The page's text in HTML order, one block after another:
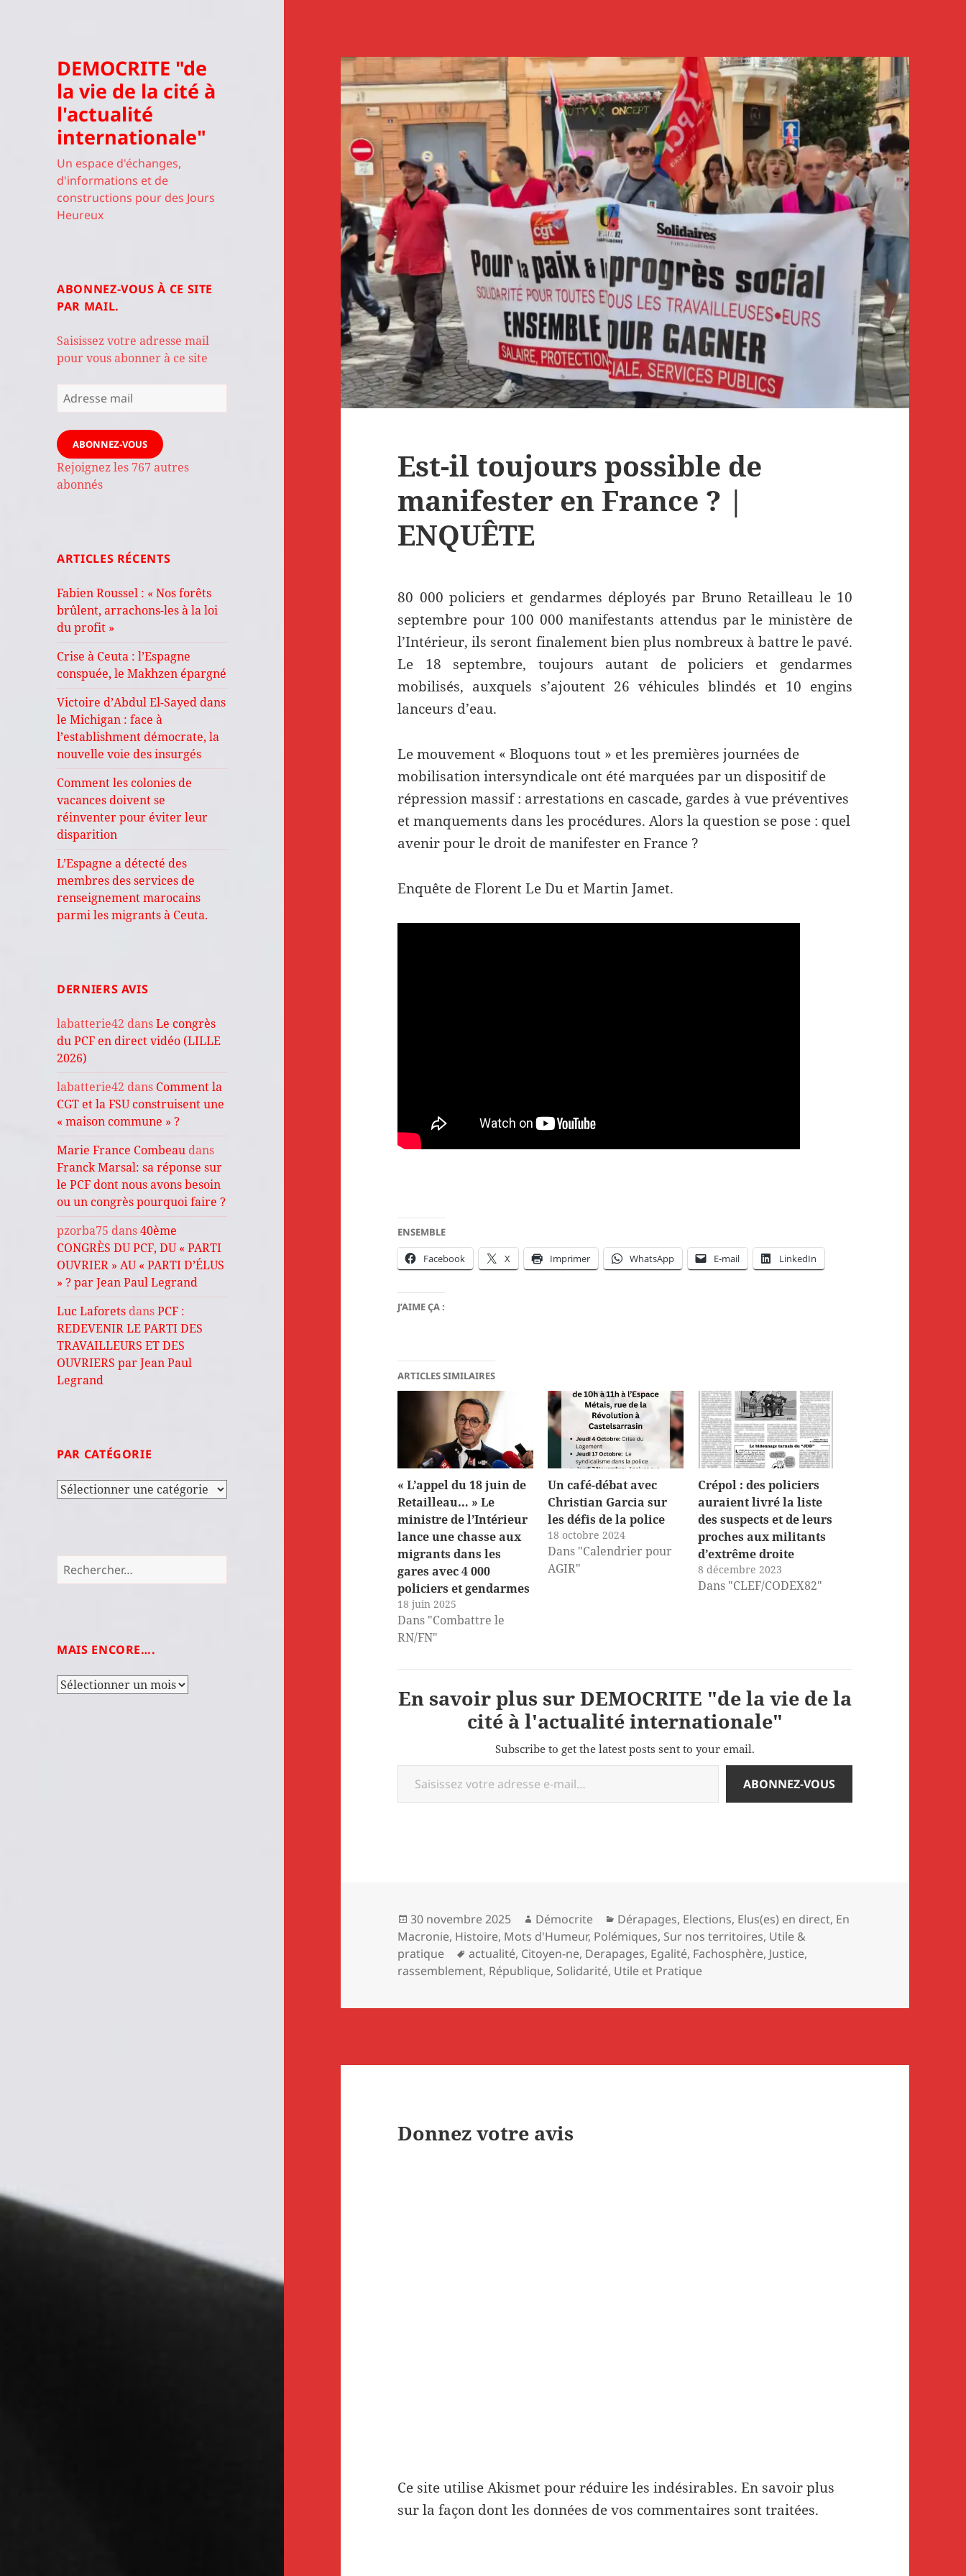
DEMOCRITE "de
la vie de la cité à
l'actualité
internationale"
Un espace d'échanges,
d'informations et de
constructions pour des Jours
Heureux
ABONNEZ-VOUS À CE SITE
PAR MAIL.
Saisissez votre adresse mail
pour vous abonner à ce site
Adresse
mail
ABONNEZ-VOUS
Rejoignez les 767 autres
abonnés
ARTICLES RÉCENTS
Fabien Roussel : « Nos forêts
brûlent, arrachons-les à la loi
du profit »
Crise à Ceuta : l’Espagne
conspuée, le Makhzen épargné
Victoire d’Abdul El-Sayed dans
le Michigan : face à
l’establishment démocrate, la
nouvelle voie des insurgés
Comment les colonies de
vacances doivent se
réinventer pour éviter leur
disparition
L’Espagne a détecté des
membres des services de
renseignement marocains
parmi les migrants à Ceuta.
DERNIERS AVIS
labatterie42 dansLe congrès
du PCF en direct vidéo (LILLE
2026)
labatterie42 dans Comment la
CGT et la FSU construisent une
« maison commune » ?
Marie France Combeau dans
Franck Marsal: sa réponse sur
le PCF dont nous avons besoin
ou un congrès pourquoi faire ?
pzorba75 dans40ème
CONGRÈS DU PCF, DU « PARTI
OUVRIER » AU « PARTI D’ÉLUS
» ? par Jean Paul Legrand
Luc Laforets dansPCF :
REDEVENIR LE PARTI DES
TRAVAILLEURS ET DES
OUVRIERS par Jean Paul
Legrand
PAR CATÉGORIE
Par
Rechercher :
MAIS ENCORE….
Mais
Est-il toujours possible de
manifester en France ? |
ENQUÊTE
80 000 policiers et gendarmes déployés par Bruno Retailleau le 10
septembre pour 100 000 manifestants attendus par le ministère de
l’Intérieur, ils seront finalement bien plus nombreux à battre le pavé.
Le 18 septembre, toujours autant de policiers et gendarmes
mobilisés, auxquels s’ajoutent 26 véhicules blindés et 10 engins
lanceurs d’eau.
Le mouvement « Bloquons tout » et les premières journées de
mobilisation intersyndicale ont été marquées par un dispositif de
répression massif : arrestations en cascade, gardes à vue préventives
et manquements dans les procédures. Alors la question se pose : quel
avenir pour le droit de manifester en France ?
Enquête de Florent Le Du et Martin Jamet.
ENSEMBLE
Facebook X Imprimer WhatsApp E-mail LinkedIn
J’AIME ÇA :
ARTICLES SIMILAIRES
« L’appel du 18 juin de
Retailleau… » Le
ministre de l’Intérieur
lance une chasse aux
migrants dans les
gares avec 4 000
policiers et gendarmes
18 juin 2025
Dans "Combattre le
RN/FN"
Un café-débat avec
Christian Garcia sur
les défis de la police
18 octobre 2024
Dans "Calendrier pour
AGIR"
Crépol : des policiers
auraient livré la liste
des suspects et de leurs
proches aux militants
d’extrême droite
8 décembre 2023
Dans "CLEF/CODEX82"
En savoir plus sur DEMOCRITE "de la vie de la
cité à l'actualité internationale"
Subscribe to get the latest posts sent to your email.
Saisissez votre adresse e-mail…
ABONNEZ-VOUS
Publié
le
30 novembre 2025 Auteur
Démocrite Catégories
Dérapages, Elections, Elus(es) en direct, En
Macronie, Histoire, Mots d'Humeur, Polémiques, Sur nos territoires, Utile &
pratique
Mots-
clés
actualité, Citoyen-ne, Derapages, Egalité, Fachosphère, Justice,
rassemblement, République, Solidarité, Utile et Pratique
Donnez votre avis
Ce site utilise Akismet pour réduire les indésirables.En savoir plus
sur la façon dont les données de vos commentaires sont traitées.